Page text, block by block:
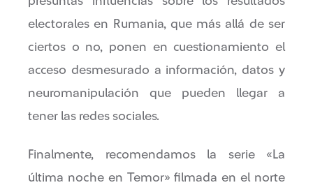
electorales en Rumania, que más allá de ser
ciertos o no, ponen en cuestionamiento el
acceso desmesurado a información, datos y
neuromanipulación que pueden llegar a
tener las redes sociales.
Finalmente, recomendamos la serie «La
última noche en Temor» filmada en el norte